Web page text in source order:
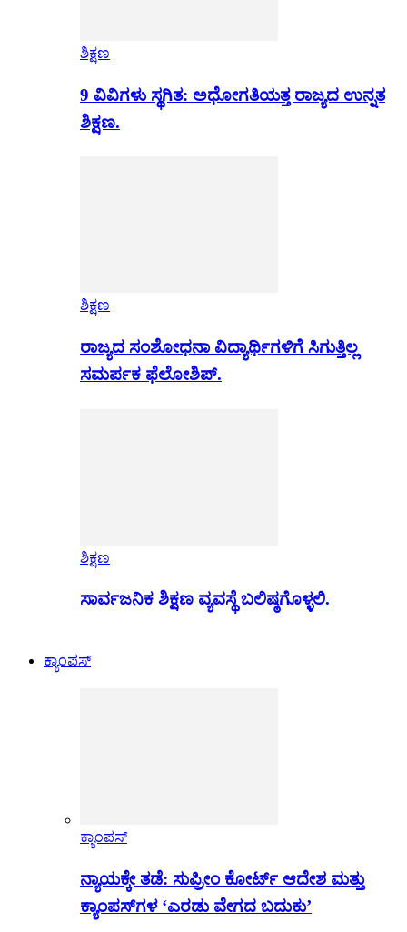
ಶಿಕ್ಷಣ
9 ವಿವಿಗಳು ಸ್ಥಗಿತ: ಅಧೋಗತಿಯತ್ತ ರಾಜ್ಯದ ಉನ್ನತ
ಶಿಕ್ಷಣ.
ಶಿಕ್ಷಣ
ರಾಜ್ಯದ ಸಂಶೋಧನಾ ವಿದ್ಯಾರ್ಥಿಗಳಿಗೆ ಸಿಗುತ್ತಿಲ್ಲ
ಸಮರ್ಪಕ ಫೆಲೋಶಿಪ್.
ಶಿಕ್ಷಣ
ಸಾರ್ವಜನಿಕ ಶಿಕ್ಷಣ ವ್ಯವಸ್ಥೆ ಬಲಿಷ್ಠಗೊಳ್ಳಲಿ.
ಕ್ಯಾಂಪಸ್
ಕ್ಯಾಂಪಸ್
ನ್ಯಾಯಕ್ಕೇ ತಡೆ: ಸುಪ್ರೀಂ ಕೋರ್ಟ್ ಆದೇಶ ಮತ್ತು
ಕ್ಯಾಂಪಸ್‌ಗಳ ‘ಎರಡು ವೇಗದ ಬದುಕು’